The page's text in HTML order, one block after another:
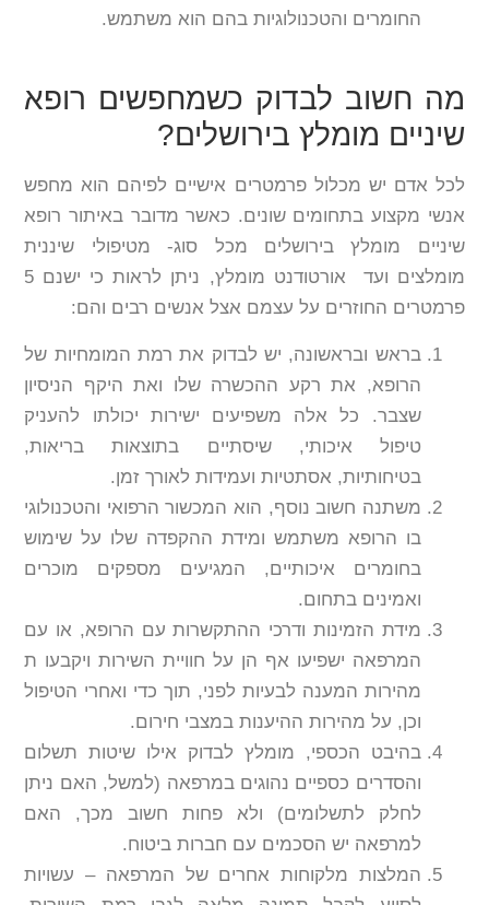
החומרים והטכנולוגיות בהם הוא משתמש.
מה חשוב לבדוק כשמחפשים רופא
שיניים מומלץ בירושלים?
לכל אדם יש מכלול פרמטרים אישיים לפיהם הוא מחפש
אנשי מקצוע בתחומים שונים. כאשר מדובר באיתור רופא
שיניים מומלץ בירושלים מכל סוג- מטיפולי שיננית
מומלצים ועד אורטודנט מומלץ, ניתן לראות כי ישנם 5
פרמטרים החוזרים על עצמם אצל אנשים רבים והם:
בראש ובראשונה, יש לבדוק את רמת המומחיות של
הרופא, את רקע ההכשרה שלו ואת היקף הניסיון
שצבר. כל אלה משפיעים ישירות יכולתו להעניק
טיפול איכותי, שיסתיים בתוצאות בריאות,
בטיחותיות, אסתטיות ועמידות לאורך זמן.
משתנה חשוב נוסף, הוא המכשור הרפואי והטכנולוגי
בו הרופא משתמש ומידת ההקפדה שלו על שימוש
בחומרים איכותיים, המגיעים מספקים מוכרים
ואמינים בתחום.
מידת הזמינות ודרכי ההתקשרות עם הרופא, או עם
המרפאה ישפיעו אף הן על חוויית השירות ויקבעו ת
מהירות המענה לבעיות לפני, תוך כדי ואחרי הטיפול
וכן, על מהירות ההיענות במצבי חירום.
בהיבט הכספי, מומלץ לבדוק אילו שיטות תשלום
והסדרים כספיים נהוגים במרפאה (למשל, האם ניתן
לחלק לתשלומים) ולא פחות חשוב מכך, האם
למרפאה יש הסכמים עם חברות ביטוח.
המלצות מלקוחות אחרים של המרפאה – עשויות